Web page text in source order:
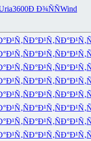
3600Ð Ð¾ÑÑWind
ÑÐ°Ð¹Ñ‚ÑÐ°Ð¹Ñ‚
ÑÐ°Ð¹Ñ‚ÑÐ°Ð¹Ñ‚
ÑÐ°Ð¹Ñ‚ÑÐ°Ð¹Ñ‚
ÑÐ°Ð¹Ñ‚ÑÐ°Ð¹Ñ‚
ÑÐ°Ð¹Ñ‚ÑÐ°Ð¹Ñ‚
ÑÐ°Ð¹Ñ‚ÑÐ°Ð¹Ñ‚
ÑÐ°Ð¹Ñ‚ÑÐ°Ð¹Ñ‚
ÑÐ°Ð¹Ñ‚ÑÐ°Ð¹Ñ‚